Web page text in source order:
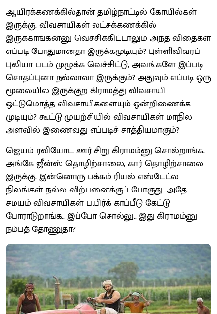
ஆயிரக்கணக்கில்தான் தமிழ்நாட்டில் கோயில்கள்
இருக்கு. விவசாயிகள் லட்சக்கணக்கில்
இருக்காங்கன்னு வெச்சிக்கிட்டாலும் அந்த விதைகள்
எப்படி போதுமானதா இருக்கமுடியும்? புள்ளிவிவரப்
புலியா படம் முழுக்க வெச்சிட்டு, அவங்களே இப்படி
சொதப்புனா நல்லாவா இருக்கும்? அதுவும் எப்படி ஒரு
மூலையில இருக்குற கிராமத்து விவசாயி
ஒட்டுமொத்த விவசாயிகளையும் ஒன்றிணைக்க
முடியும்? கூட்டு முயற்சியில் விவசாயிகள் மாநில
அளவில் இணைவது எப்படிச் சாத்தியமாகும்?
ஜெயம் ரவியோட ஊர் சிறு கிராமம்னு சொல்றாங்க.
அங்கே ஜீன்ஸ் தொழிற்சாலை, கார் தொழிற்சாலை
இருக்கு. இன்னொரு பக்கம் ரியல் எஸ்டேட்ல
நிலங்கள் நல்ல விற்பனைக்குப் போகுது. அதே
சமயம் விவசாயிகள் பயிர்க் காப்பீடு கேட்டு
போராடுறாங்க.. இப்போ சொல்லு.. இது கிராமம்னு
நம்பத் தோணுதா?